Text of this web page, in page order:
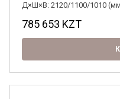
Д×Ш×В: 2120/1100/1010
785 653 KZT